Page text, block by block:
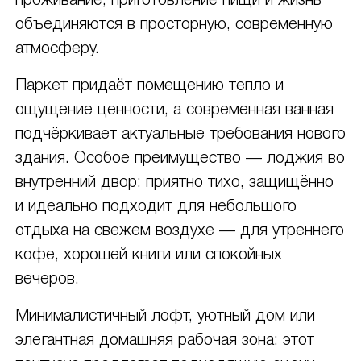
объединяются в просторную, современную
атмосферу.
Паркет придаёт помещению тепло и
ощущение ценности, а современная ванная
подчёркивает актуальные требования нового
здания. Особое преимущество — лоджия во
внутренний двор: приятно тихо, защищённо
и идеально подходит для небольшого
отдыха на свежем воздухе — для утреннего
кофе, хорошей книги или спокойных
вечеров.
Минималистичный лофт, уютный дом или
элегантная домашняя рабочая зона: этот